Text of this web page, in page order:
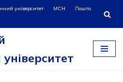
університет МСН
Пошта